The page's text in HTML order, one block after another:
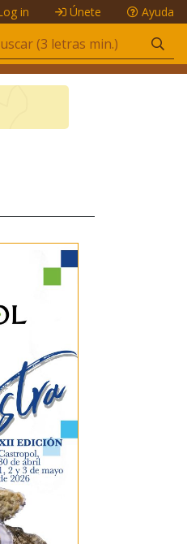
in Únete Ayuda